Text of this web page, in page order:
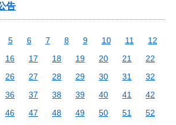
告
5 6 7 8 9 10 11
12
16 17 18 19 20 21
22
26 27 28 29 30 31
32
36 37 38 39 40 41
42
46 47 48 49 50 51
52